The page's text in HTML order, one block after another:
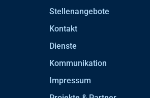
Stellenangebote
Kontakt
Dienste
Kommunikation
Impressum